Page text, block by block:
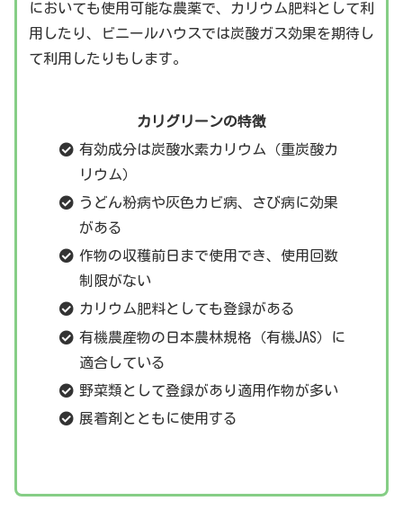
においても使用可能な農薬で、カリウム肥料として利
用したり、ビニールハウスでは炭酸ガス効果を期待し
て利用したりもします。
カリグリーンの特徴
有効成分は炭酸水素カリウム（重炭酸カ
リウム）
うどん粉病や灰色カビ病、さび病に効果
がある
作物の収穫前日まで使用でき、使用回数
制限がない
カリウム肥料としても登録がある
有機農産物の日本農林規格（有機JAS）に
適合している
野菜類として登録があり適用作物が多い
展着剤とともに使用する